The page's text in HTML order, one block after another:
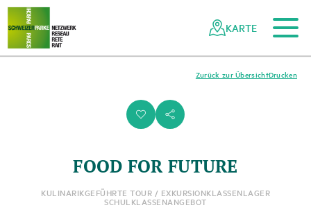
Navigieren
Netzwerk
Schweizer
Schnellnavigation
Zum Hauptinhalt
Zur mobilen Navigation
Zur Suche
Zum Fussbereich
Zur Sitemap
KARTE
i s
Drucken
Zurück zur Übersicht
FOOD FOR FUTURE
KULINARIKGEFÜHRTE TOUR / EXKURSIONKLASSENLAGER
SCHULKLASSENANGEBOT